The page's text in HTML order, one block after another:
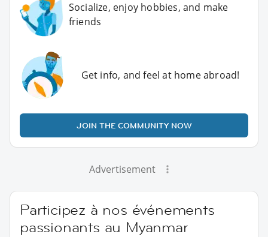
Socialize, enjoy hobbies, and make
friends
Get info, and feel at home abroad!
JOIN THE COMMUNITY NOW
Advertisement
Participez à nos événements
passionants au Myanmar